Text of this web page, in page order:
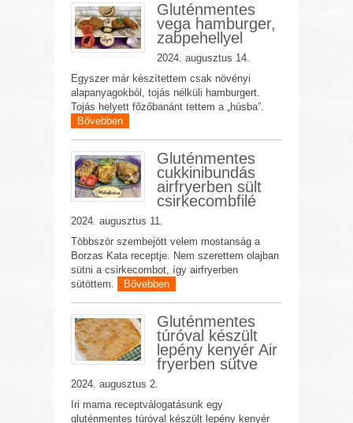
Gluténmentes
vega hamburger,
zabpehellyel
2024. augusztus 14.
Egyszer már készítettem csak növényi
alapanyagokból, tojás nélküli hamburgert.
Tojás helyett főzőbanánt tettem a „húsba”.
Bővebben
Gluténmentes
cukkinibundás
airfryerben sült
csirkecombfilé
2024. augusztus 11.
Többször szembejött velem mostanság a
Borzas Kata receptje. Nem szerettem olajban
sütni a csirkecombot, így airfryerben
sütöttem.
Bővebben
Gluténmentes
túróval készült
lepény kenyér Air
fryerben sütve
2024. augusztus 2.
Iri mama receptválogatásunk egy
gluténmentes túróval készült lepény kenyér